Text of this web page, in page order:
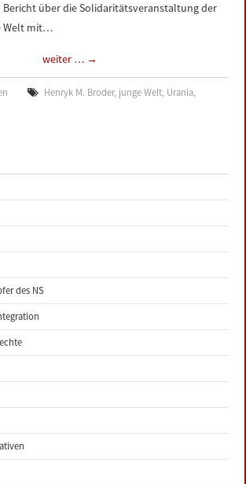
Bericht über die Solidaritätsveranstaltung der
Welt mit…
weiter … →
Henryk M. Broder, junge Welt, Urania,
des NS